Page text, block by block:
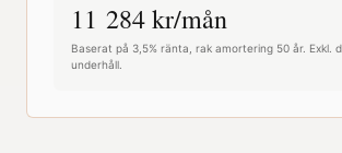
11 284kr/mån
Baserat på 3,5% ränta, rak amortering 50 år. Exkl.
underhåll.